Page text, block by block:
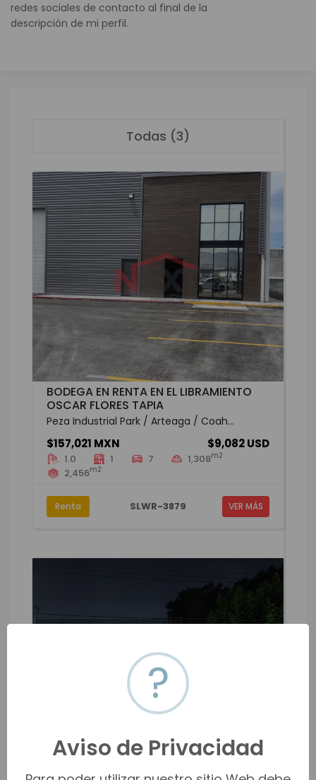
redes sociales de contacto al final de la
descripción de mi perfil.
Todas (3)
BODEGA EN RENTA EN EL LIBRAMIENTO
OSCAR FLORES TAPIA
Peza Industrial Park / Arteaga / Coah...
$157,021 MXN $9,082 USD
1.0 1 7 1,308m2
2,456m2
Renta SLWR-3879 VER MÁS
?
Aviso de Privacidad